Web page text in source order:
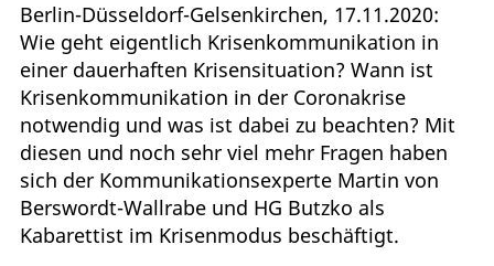
Berlin-Düsseldorf-Gelsenkirchen, 17.11.2020:
Wie geht eigentlich Krisenkommunikation in
einer dauerhaften Krisensituation? Wann ist
Krisenkommunikation in der Coronakrise
notwendig und was ist dabei zu beachten? Mit
diesen und noch sehr viel mehr Fragen haben
sich der Kommunikationsexperte Martin von
Berswordt-Wallrabe und HG Butzko als
Kabarettist im Krisenmodus beschäftigt.